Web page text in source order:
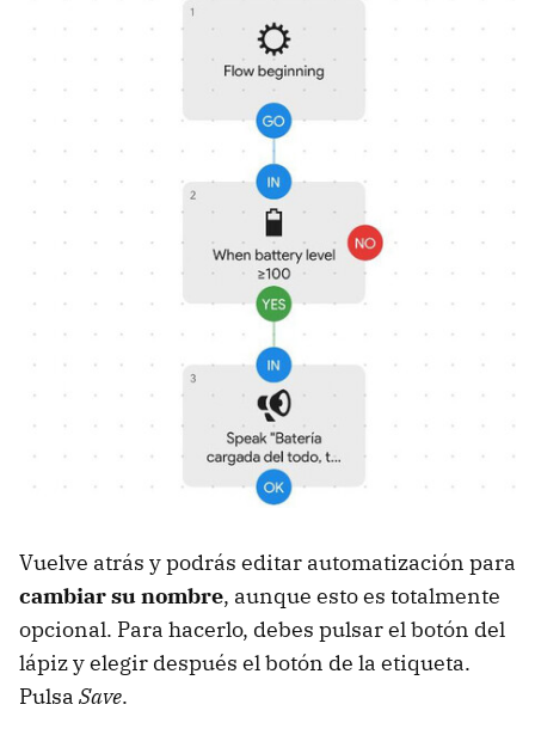
Vuelve atrás y podrás editar automatización para
cambiar su nombre, aunque esto es totalmente
opcional. Para hacerlo, debes pulsar el botón del
lápiz y elegir después el botón de la etiqueta.
Pulsa Save.